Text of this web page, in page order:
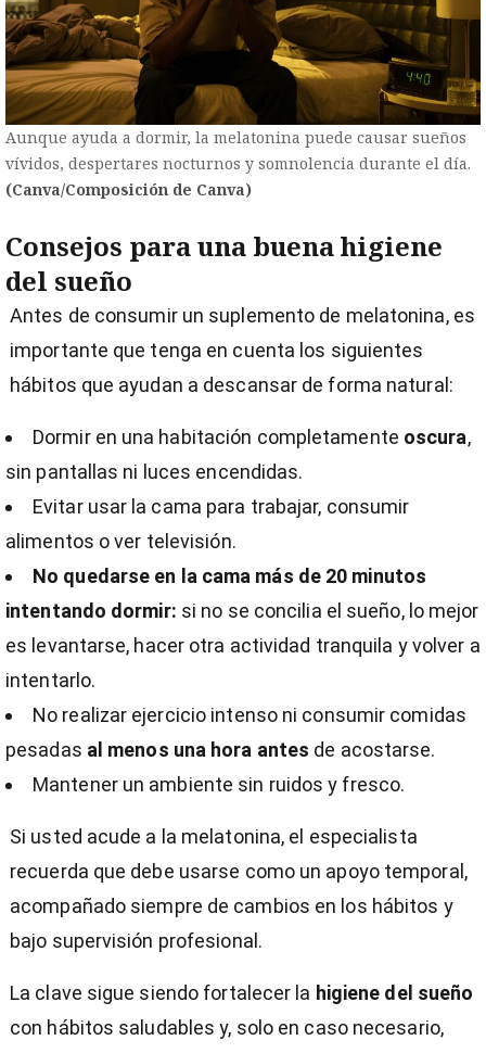
Aunque ayuda a dormir, la melatonina puede causar sueños
vívidos, despertares nocturnos y somnolencia durante el día.
(Canva/Composición de Canva)
Consejos para una buena higiene
del sueño
Antes de consumir un suplemento de melatonina, es
importante que tenga en cuenta los siguientes
hábitos que ayudan a descansar de forma natural:
Dormir en una habitación completamente oscura,
sin pantallas ni luces encendidas.
Evitar usar la cama para trabajar, consumir
alimentos o ver televisión.
No quedarse en la cama más de 20 minutos
intentando dormir: si no se concilia el sueño, lo mejor
es levantarse, hacer otra actividad tranquila y volver a
intentarlo.
No realizar ejercicio intenso ni consumir comidas
pesadas al menos una hora antes de acostarse.
Mantener un ambiente sin ruidos y fresco.
Si usted acude a la melatonina, el especialista
recuerda que debe usarse como un apoyo temporal,
acompañado siempre de cambios en los hábitos y
bajo supervisión profesional.
La clave sigue siendo fortalecer la higiene del sueño
con hábitos saludables y, solo en caso necesario,